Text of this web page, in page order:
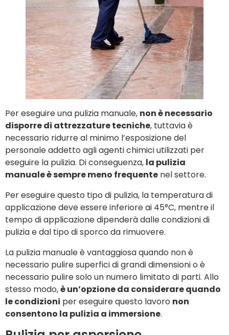
Per eseguire una pulizia manuale, non è necessario
disporre di attrezzature tecniche, tuttavia è
necessario ridurre al minimo l’esposizione del
personale addetto agli agenti chimici utilizzati per
eseguire la pulizia. Di conseguenza, la pulizia
manuale è sempre meno frequente nel settore.
Per eseguire questo tipo di pulizia, la temperatura di
applicazione deve essere inferiore ai 45°C, mentre il
tempo di applicazione dipenderà dalle condizioni di
pulizia e dal tipo di sporco da rimuovere.
La pulizia manuale è vantaggiosa quando non è
necessario pulire superfici di grandi dimensioni o è
necessario pulire solo un numero limitato di parti. Allo
stesso modo,è un’opzione da considerare quando
le condizioni per eseguire questo lavoro non
consentono la pulizia a immersione.